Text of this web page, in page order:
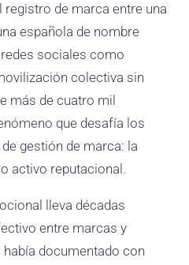
de marca entre una
española de nombre
sociales como
colectiva sin
más de cuatro mil
que desafía los
gestión de marca: la
activo reputacional.
lleva décadas
entre marcas y
documentado con